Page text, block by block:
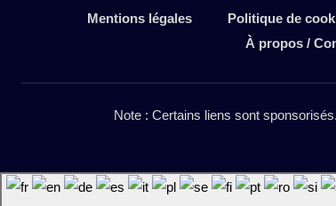
Mentions légales Politique de
À propos /
Note : Certains liens sont